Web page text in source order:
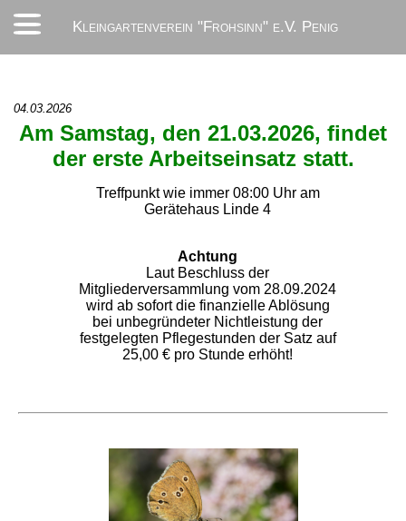
Kleingartenverein "Frohsinn" e.V. Penig
04.03.2026
Am Samstag, den 21.03.2026, findet
der erste Arbeitseinsatz statt.
Treffpunkt wie immer 08:00 Uhr am
Gerätehaus Linde 4
Achtung
Laut Beschluss der
Mitgliederversammlung vom 28.09.2024
wird ab sofort die finanzielle Ablösung
bei unbegründeter Nichtleistung der
festgelegten Pflegestunden der Satz auf
25,00 € pro Stunde erhöht!